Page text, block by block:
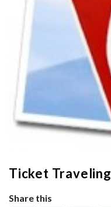
Ticket Traveling
Share this